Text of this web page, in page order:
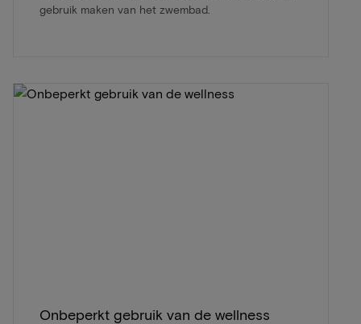
gebruik maken van het zwembad.
Onbeperkt gebruik van de wellness